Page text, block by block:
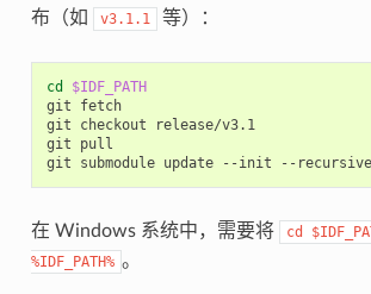
布（如
v3.1.1 等）：
cd
$IDF_PATH
git
fetch
git
checkout
release/v3.1
git
pull
git
submodule update --init
在 Windows 系统中，需要将 cd
%IDF_PATH% 。